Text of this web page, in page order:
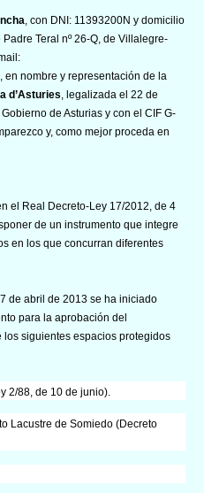
, con DNI: 11393200N y domicilio
Teral nº 26-Q, de Villalegre-
nombre y representación de la
d’Asturies , legalizada el 22 de
de Asturias y con el CIF G-
y, como mejor proceda en
el Real Decreto-Ley 17/2012, de 4
de un instrumento que integre
en los que concurran diferentes
de abril de 2013 se ha iniciado
para la aprobación del
los siguientes espacios protegidos
2/88, de 10 de junio).
Lacustre de Somiedo (Decreto